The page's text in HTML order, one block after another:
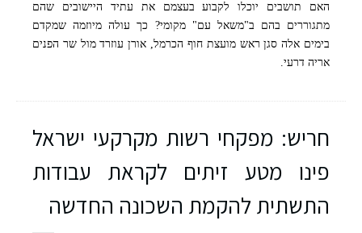
אורן עוזרד סגן ראש מועצת חוף הכרמל-צילום יחצ
האם תושבים יוכלו לקבוע בעצמם את עתיד היישובים שהם
מתגוררים בהם ב"משאל עם" מקומי? כך עולה מיוזמה שמקדם
בימים אלה סגן ראש מועצת חוף הכרמל, אורן עוזרד מול שר הפנים
אריה דרעי.
חריש: מפקחי רשות מקרקעי ישראל
פינו מטע זיתים לקראת עבודות
התשתית להקמת השכונה החדשה